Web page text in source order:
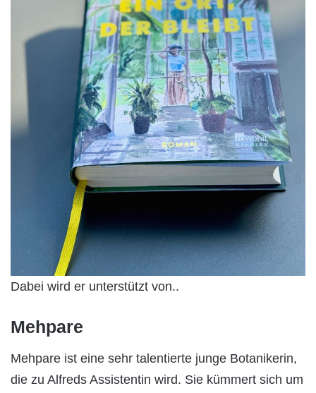
Dabei wird er unterstützt von..
Mehpare
Mehpare ist eine sehr talentierte junge Botanikerin,
die zu Alfreds Assistentin wird. Sie kümmert sich um